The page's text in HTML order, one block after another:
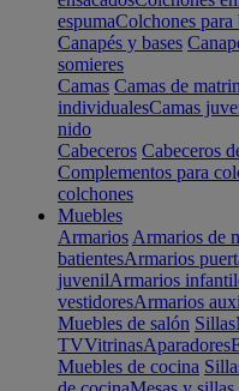
espumaColchones para
Canapés y bases
somieres
Camas Camas de
individualesCamas
nido
Cabeceros Cabeceros
Complementos para
colchones
Muebles
Armarios Armarios de
batientesArmarios
juvenilArmarios
vestidoresArmarios
Muebles de salón Sillas
TVVitrinasAparadores
Muebles de cocina